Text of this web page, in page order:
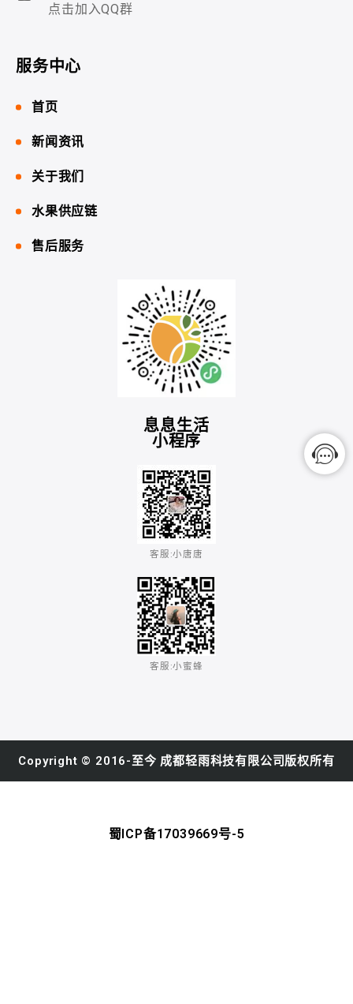
点击加入QQ群
服务中心
首页
新闻资讯
关于我们
水果供应链
售后服务
息息生活
小程序
客服:小唐唐​
客服:小蜜蜂​
Copyright © 2016-至今 成都轻雨科技有限公司版权所有
蜀ICP备17039669号-5